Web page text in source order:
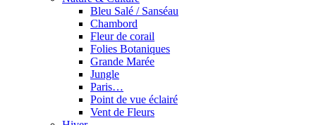
Bleu Salé / Sanséau
Chambord
Fleur de corail
Folies Botaniques
Grande Marée
Jungle
Paris…
Point de vue éclairé
Vent de Fleurs